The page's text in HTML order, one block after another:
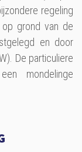
regeling
op grond van de
en door
De particuliere
mondelinge